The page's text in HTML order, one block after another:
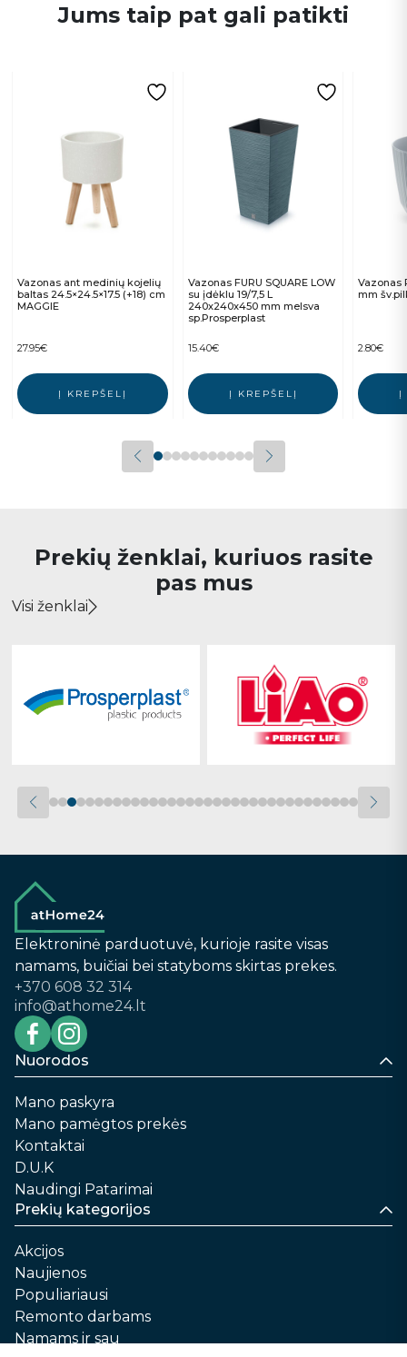
Jums taip pat gali patikti
Vazonas ant medinių kojelių
baltas 24.5×24.5×17.5 (+18) cm
MAGGIE
27.95€
Į KREPŠELĮ
Vazonas FURU SQUARE LOW
su įdėklu 19/7,5 L
240x240x450 mm melsva
sp.Prosperplast
15.40€
Į KREPŠELĮ
Vazonas
mm
2.80€
Į
Prekių ženklai, kuriuos rasite
pas mus
Visi ženklai
Elektroninė parduotuvė, kurioje rasite visas
namams, buičiai bei statyboms skirtas prekes.
+370 608 32 314
info@athome24.lt
Nuorodos
Mano paskyra
Mano pamėgtos prekės
Kontaktai
D.U.K
Naudingi Patarimai
Prekių kategorijos
Akcijos
Naujienos
Populiariausi
Remonto darbams
Namams ir sau